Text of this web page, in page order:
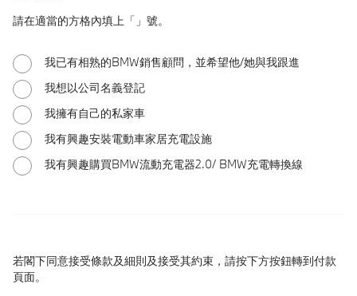
請在適當的方格內填上「」號。
我已有相熟的BMW銷售顧問，並希望他/她與我跟進
我想以公司名義登記
我擁有自己的私家車
我有興趣安裝電動車家居充電設施
我有興趣購買BMW流動充電器2.0/ BMW充電轉換線
若閣下同意接受條款及細則及接受其約束，請按下方按鈕轉到付款
頁面。